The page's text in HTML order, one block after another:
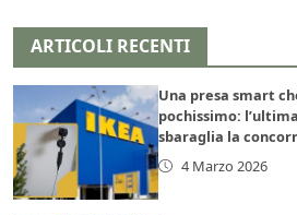
ARTICOLI RECENTI
Una presa smart
pochissimo:
sbaraglia la
4 Marzo 2026